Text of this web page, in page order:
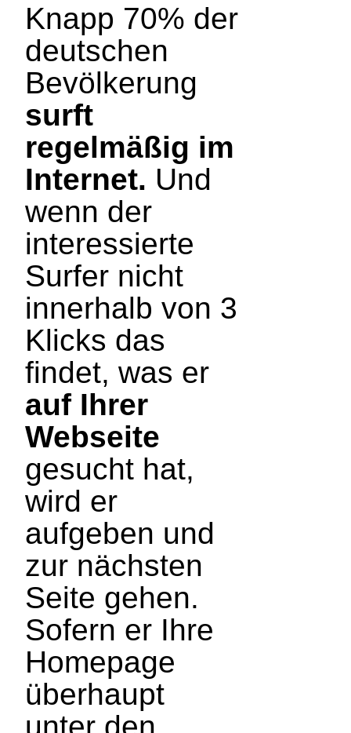
Knapp 70% der
deutschen
Bevölkerung
surft
regelmäßig im
Internet. Und
wenn der
interessierte
Surfer nicht
innerhalb von 3
Klicks das
findet, was er
auf Ihrer
Webseite
gesucht hat,
wird er
aufgeben und
zur nächsten
Seite gehen.
Sofern er Ihre
Homepage
überhaupt
unter den